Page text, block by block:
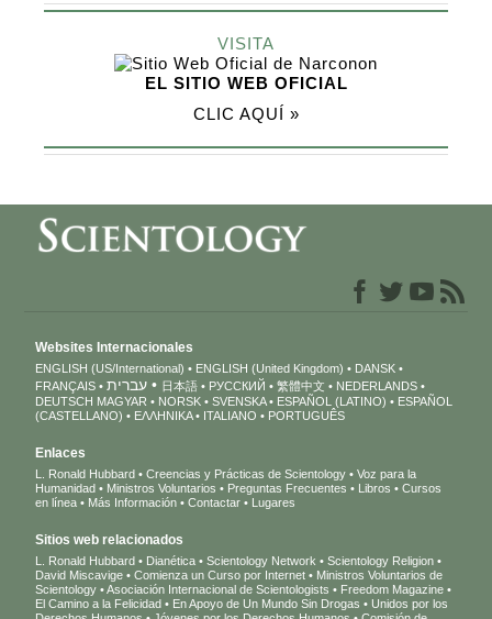
VISITA
EL SITIO WEB OFICIAL
CLIC AQUÍ »
Websites Internacionales
ENGLISH (US/International) ENGLISH (United Kingdom)
DANSK
FRANÇAIS
עברית 日本語 РУССКИЙ 繁體中文
NEDERLANDS
DEUTSCH MAGYAR NORSK SVENSKA ESPAÑOL (LATINO)
ESPAÑOL
(CASTELLANO)
ΕΛΛΗΝΙΚA ITALIANO PORTUGUÊS
Enlaces
L. Ronald Hubbard Creencias y Prácticas de Scientology
Voz para la
Humanidad
Ministros Voluntarios Preguntas Frecuentes Libros
Cursos
en línea
Más Información Contactar Lugares
Sitios web relacionados
L. Ronald Hubbard Dianética Scientology Network
Scientology Religion
David Miscavige
Comienza un Curso por Internet
Ministros Voluntarios de
Scientology
Asociación Internacional de Scientologists
Freedom Magazine
El Camino a la Felicidad
En Apoyo de Un Mundo Sin Drogas
Unidos por los